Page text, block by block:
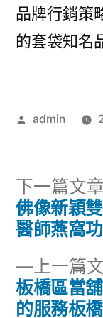
品牌行銷策
的套袋知名
作
admin
文
導
上一篇
板橋區當
的服務板
下一篇文章
佛像新穎
醫師燕窩